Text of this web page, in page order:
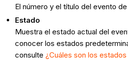
El número y el título del evento
Estado
Muestra el estado actual del
conocer los estados
consulte ¿Cuáles son los